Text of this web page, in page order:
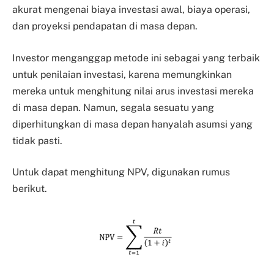
akurat mengenai biaya investasi awal, biaya operasi,
dan proyeksi pendapatan di masa depan.
Investor menganggap metode ini sebagai yang terbaik
untuk penilaian investasi, karena memungkinkan
mereka untuk menghitung nilai arus investasi mereka
di masa depan. Namun, segala sesuatu yang
diperhitungkan di masa depan hanyalah asumsi yang
tidak pasti.
Untuk dapat menghitung NPV, digunakan rumus
berikut.